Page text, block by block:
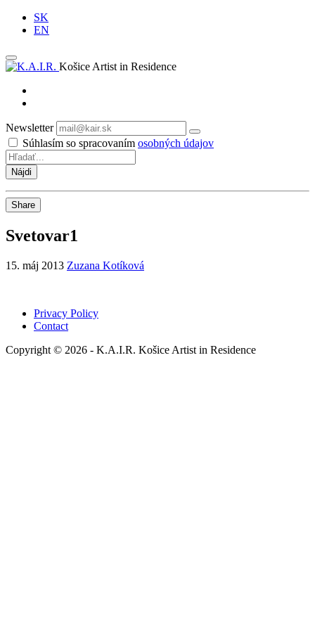
SK
EN
Košice Artist in Residence
Newsletter
Odoberať
Súhlasím so spracovaním osobných údajov
Share
Svetovar1
15. máj 2013 Zuzana Kotíková
Privacy Policy
Contact
Copyright © 2026 - K.A.I.R. Košice Artist in Residence